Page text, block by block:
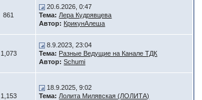
861
20.6.2026, 0:47
Тема: Лера Кудрявцева
Автор: КрикунАлеша
1,073
8.9.2023, 23:04
Тема: Разные Ведущие на Канале ТДК
Автор: Schumi
1,153
18.9.2025, 9:02
Тема: Лолита Милявская (ЛОЛИТА)